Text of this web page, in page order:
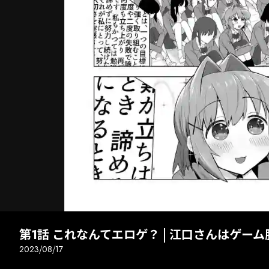
次話 全画面
第1話 これなんてエロゲ？ | 江口さんはゲーム
2023/08/17